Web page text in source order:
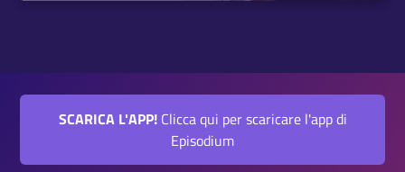
SCARICA L'APP!Clicca qui per scaricare l'app di
Episodium